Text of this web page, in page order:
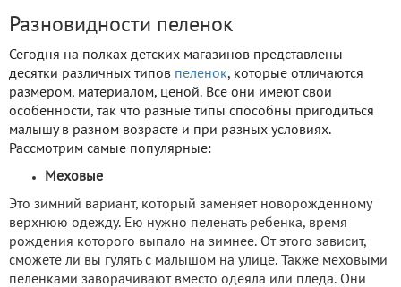
Разновидности пеленок
Сегодня на полках детских магазинов представлены
десятки различных типов пеленок, которые отличаются
размером, материалом, ценой. Все они имеют свои
особенности, так что разные типы способны пригодиться
малышу в разном возрасте и при разных условиях.
Рассмотрим самые популярные:
Меховые
Это зимний вариант, который заменяет новорожденному
верхнюю одежду. Ею нужно пеленать ребенка, время
рождения которого выпало на зимнее. От этого зависит,
сможете ли вы гулять с малышом на улице. Также меховыми
пеленками заворачивают вместо одеяла или пледа. Они